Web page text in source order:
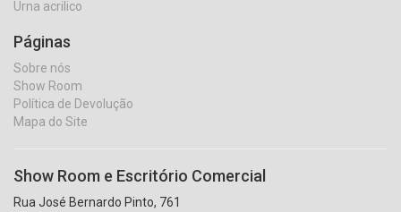
Urna acrilico
Páginas
Sobre nós
Show Room
Política de Devolução
Mapa do Site
Show Room e Escritório Comercial
Rua José Bernardo Pinto, 761